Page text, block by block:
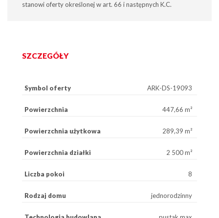
stanowi oferty określonej w art. 66 i następnych K.C.
SZCZEGÓŁY
Symbol oferty ARK-DS-19093
Powierzchnia 447,66 m²
Powierzchnia użytkowa 289,39 m²
Powierzchnia działki 2 500 m²
Liczba pokoi 8
Rodzaj domu jednorodzinny